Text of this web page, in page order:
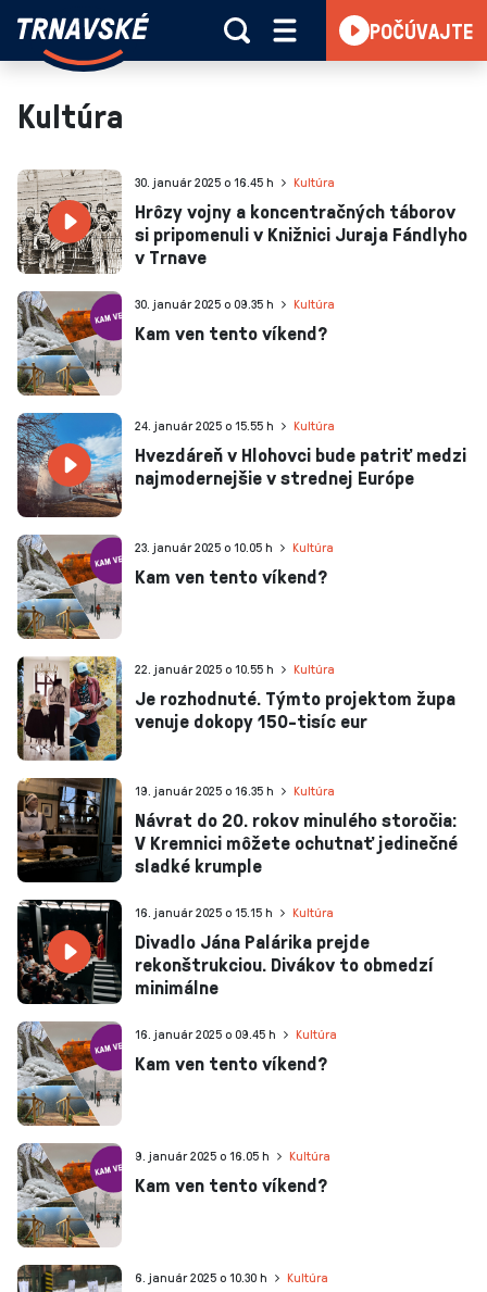
Skočiť na obsah
Trnavské
deje
v
kraji
POČÚVAJTE
Kultúra
Hrôzy vojny a koncentračných táborov
si pripomenuli v Knižnici Juraja Fándlyho
v Trnave
30. január 2025 o 16.45 h Kultúra
Kam ven tento víkend?
30. január 2025 o 09.35 h Kultúra
Hvezdáreň v Hlohovci bude patriť medzi
najmodernejšie v strednej Európe
24. január 2025 o 15.55 h Kultúra
Kam ven tento víkend?
23. január 2025 o 10.05 h Kultúra
Je rozhodnuté. Týmto projektom župa
venuje dokopy 150-tisíc eur
22. január 2025 o 10.55 h Kultúra
Návrat do 20. rokov minulého storočia:
V Kremnici môžete ochutnať jedinečné
sladké krumple
19. január 2025 o 16.35 h Kultúra
Divadlo Jána Palárika prejde
rekonštrukciou. Divákov to obmedzí
minimálne
16. január 2025 o 15.15 h Kultúra
Kam ven tento víkend?
16. január 2025 o 09.45 h Kultúra
Kam ven tento víkend?
9. január 2025 o 16.05 h Kultúra
6. január 2025 o 10.30 h Kultúra